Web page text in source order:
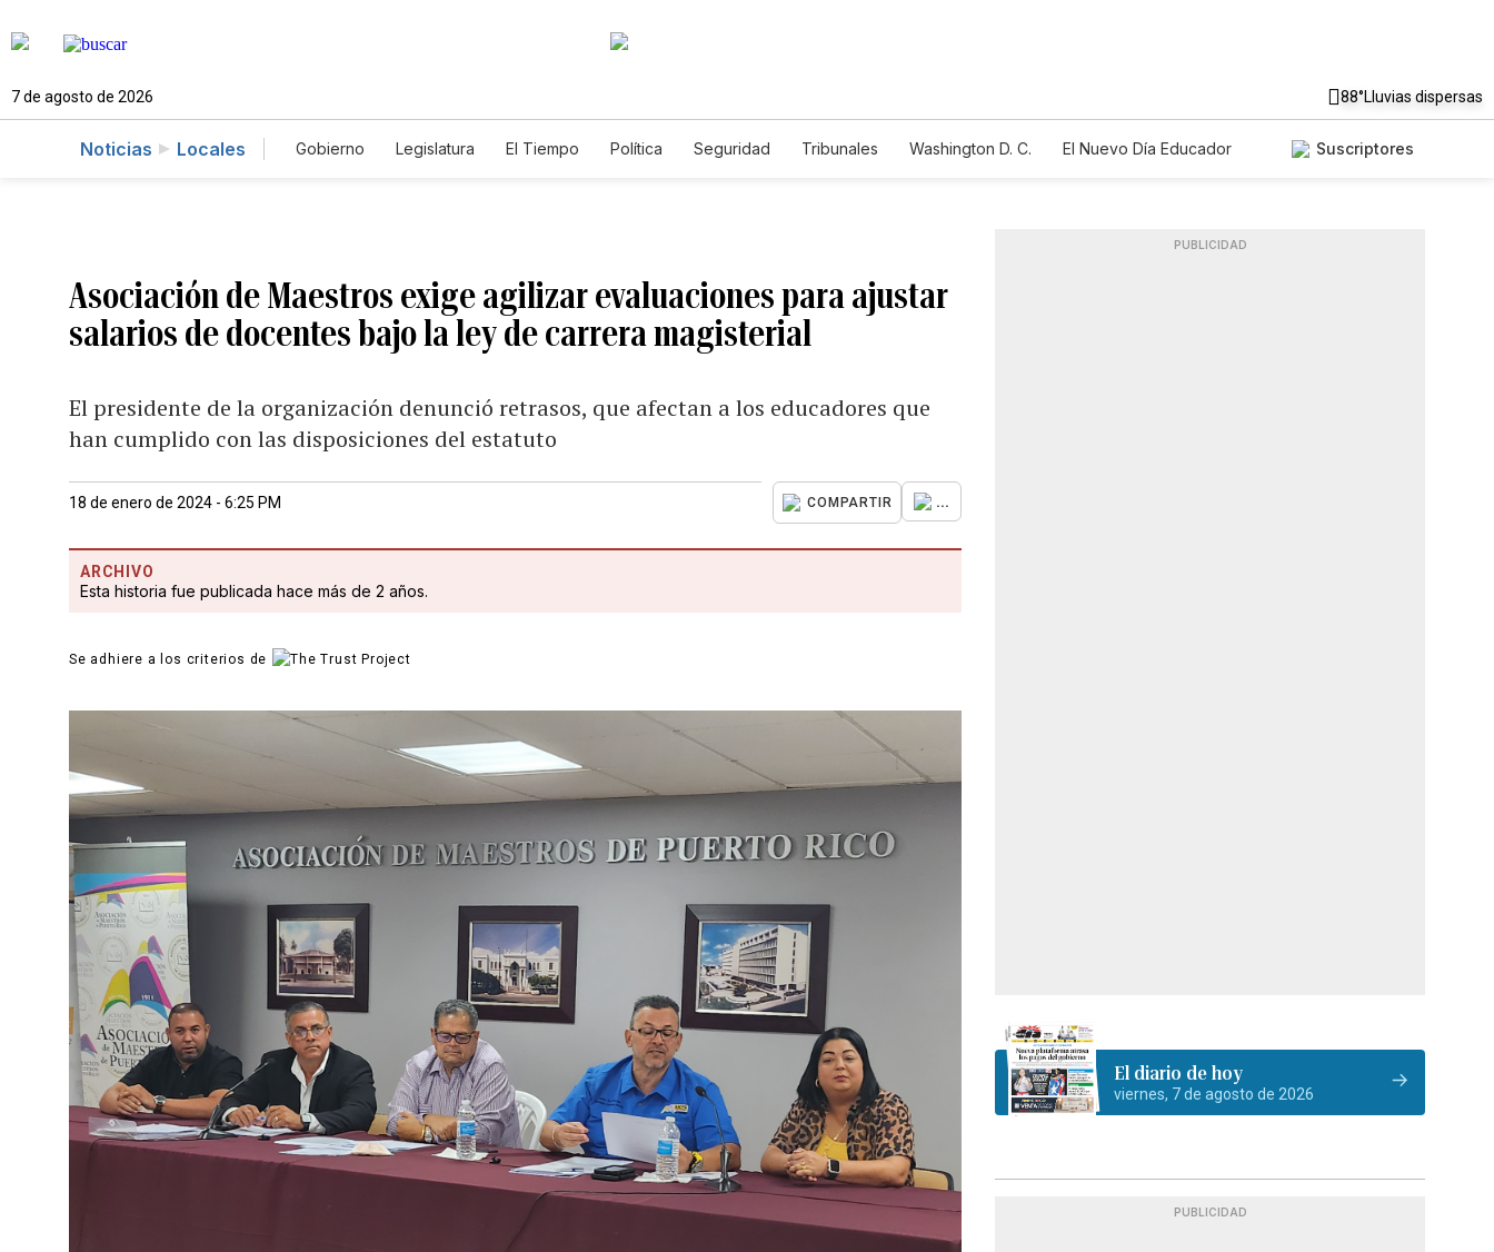
7 de agosto de 2026 88°Lluvias dispersas
Noticias Locales Gobierno Legislatura El Tiempo Política Seguridad Tribunales Washington D. C.
El Nuevo Día Educador
Suscriptores
Asociación de Maestros exige agilizar evaluaciones para ajustar
salarios de docentes bajo la ley de carrera magisterial
El presidente de la organización denunció retrasos, que afectan a los educadores que
han cumplido con las disposiciones del estatuto
18 de enero de 2024 - 6:25 PM COMPARTIR ...
ARCHIVO
Esta historia fue publicada hace más de 2 años.
Se adhiere a los criterios de
PUBLICIDAD
El diario de hoy
viernes, 7 de agosto de 2026
PUBLICIDAD